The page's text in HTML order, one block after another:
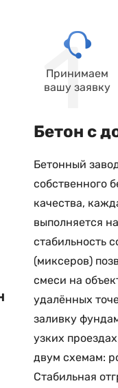
Принимаем
вашу заявку
Бетон с
Бетонный
собственного
качества,
выполняется
стабильность
(миксеров)
смеси на
удалённых
заливку
узких
двум схемам:
Стабильная